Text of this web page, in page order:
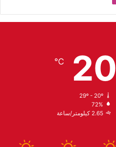
20
℃
29º - 20º
72%
2.65 كيلومتر/ساعة